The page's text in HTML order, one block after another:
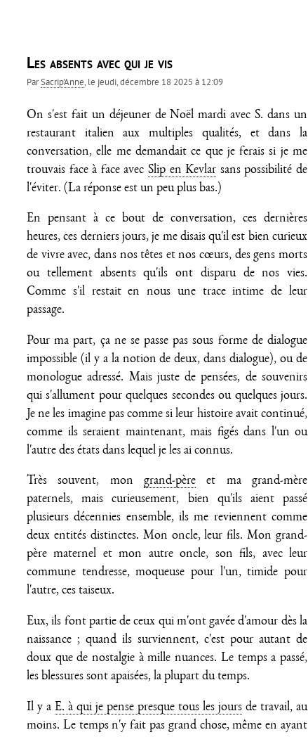
Les absents avec qui je vis
ParSacrip'Anne, le jeudi, décembre 18 2025 à 12:09
On s'est fait un déjeuner de Noël mardi avec S. dans un
restaurant italien aux multiples qualités, et dans la
conversation, elle me demandait ce que je ferais si je me
trouvais face à face avec Slip en Kevlar sans possibilité de
l'éviter. (La réponse est un peu plus bas.)
En pensant à ce bout de conversation, ces dernières
heures, ces derniers jours, je me disais qu'il est bien curieux
de vivre avec, dans nos têtes et nos cœurs, des gens morts
ou tellement absents qu'ils ont disparu de nos vies.
Comme s'il restait en nous une trace intime de leur
passage.
Pour ma part, ça ne se passe pas sous forme de dialogue
impossible (il y a la notion de deux, dans dialogue), ou de
monologue adressé. Mais juste de pensées, de souvenirs
qui s'allument pour quelques secondes ou quelques jours.
Je ne les imagine pas comme si leur histoire avait continué,
comme ils seraient maintenant, mais figés dans l'un ou
l'autre des états dans lequel je les ai connus.
Très souvent, mon grand-père et ma grand-mère
paternels, mais curieusement, bien qu'ils aient passé
plusieurs décennies ensemble, ils me reviennent comme
deux entités distinctes. Mon oncle, leur fils. Mon grand-
père maternel et mon autre oncle, son fils, avec leur
commune tendresse, moqueuse pour l'un, timide pour
l'autre, ces taiseux.
Eux, ils font partie de ceux qui m'ont gavée d'amour dès la
naissance ; quand ils surviennent, c'est pour autant de
doux que de nostalgie à mille nuances. Le temps a passé,
les blessures sont apaisées, la plupart du temps.
Il y a E. à qui je pense presque tous les jours de travail, au
moins. Le temps n'y fait pas grand chose, même en ayant